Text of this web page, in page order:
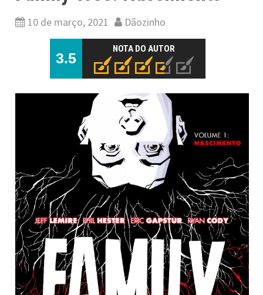
10 de março, 2021 Dãozinho
3.5
NOTA DO AUTOR